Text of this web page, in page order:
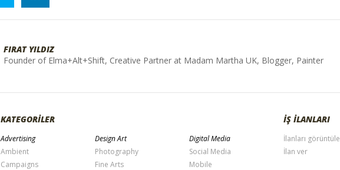
FIRAT YILDIZ
Founder of Elma+Alt+Shift, Creative Partner at Madam Martha UK, Blogger, Painter
KATEGORİLER
Advertising
Ambient
Campaigns
Design Art
Photography
Fine Arts
Digital Media
Social Media
Mobile
İŞ İLANLARI
İlanları görüntüle
İlan ver